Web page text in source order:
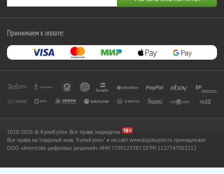
Принимаем к оплате:
2010-2026 © КупиКупон. Все права защищены.
Все права на товарный знак "КупиКупон" и на сайт www.kupikupon.ru принадлежат
OOO «Агентство цифровых решений» ИНН 7705523387, ОГРН 1127747063212